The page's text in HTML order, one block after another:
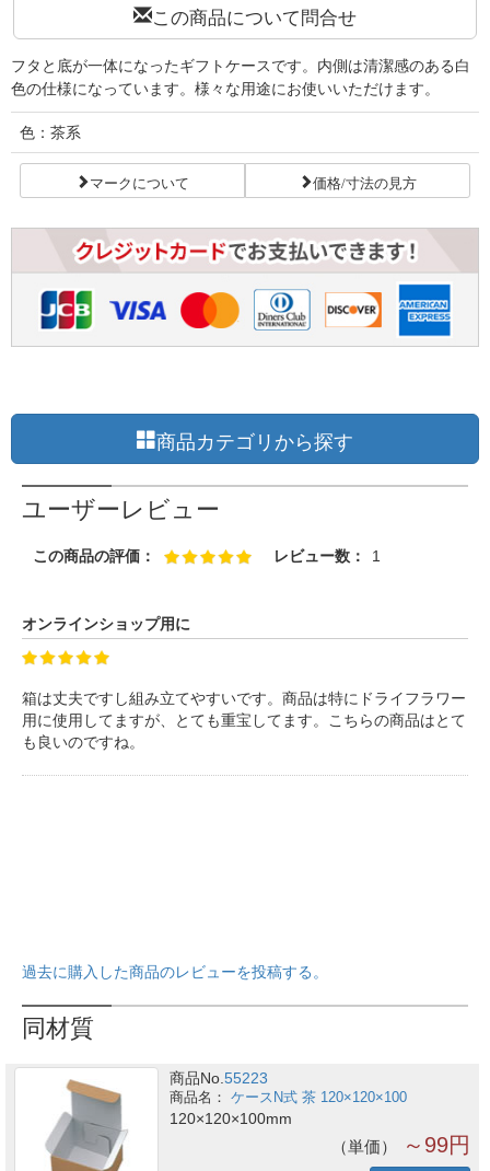
この商品について問合せ
フタと底が一体になったギフトケースです。内側は清潔感のある白
色の仕様になっています。様々な用途にお使いいただけます。
色：茶系
マークについて 価格/寸法の見方
商品カテゴリから探す
ユーザーレビュー
この商品の評価： レビュー数： 1
オンラインショップ用に
箱は丈夫ですし組み立てやすいです。商品は特にドライフラワー
用に使用してますが、とても重宝してます。こちらの商品はとて
も良いのですね。
過去に購入した商品のレビューを投稿する。
同材質
商品No.55223
ケースN式 茶 120×120×100
120×120×100mm
単価 ～99円